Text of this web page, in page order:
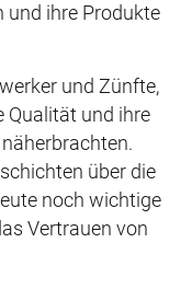
und ihre Produkte
und Zünfte,
Qualität und ihre
über die
noch wichtige
Vertrauen von